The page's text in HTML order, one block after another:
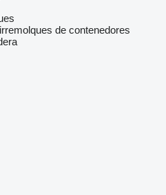
de contenedores